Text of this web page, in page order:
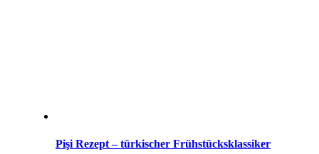
Pişi Rezept – türkischer Frühstücksklassiker